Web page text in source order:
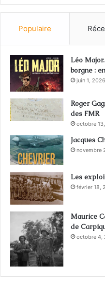
Populaire
Léo
borgne :
juin 1, 2026
Roger
des FMR
octobre
Jacques
novembre
Les
février 18,
Maurice
de
octobre 4,